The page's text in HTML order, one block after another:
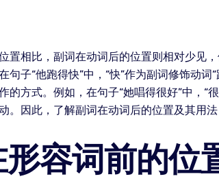
置相比，副词在动词后的位置则相对少见
句子“他跑得快”中，“快”作为副词修饰动
的方式。例如，在句子“她唱得很好”中，
。因此，了解副词在动词后的位置及其用
容词前的位